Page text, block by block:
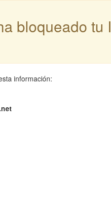
bloqueado
información: